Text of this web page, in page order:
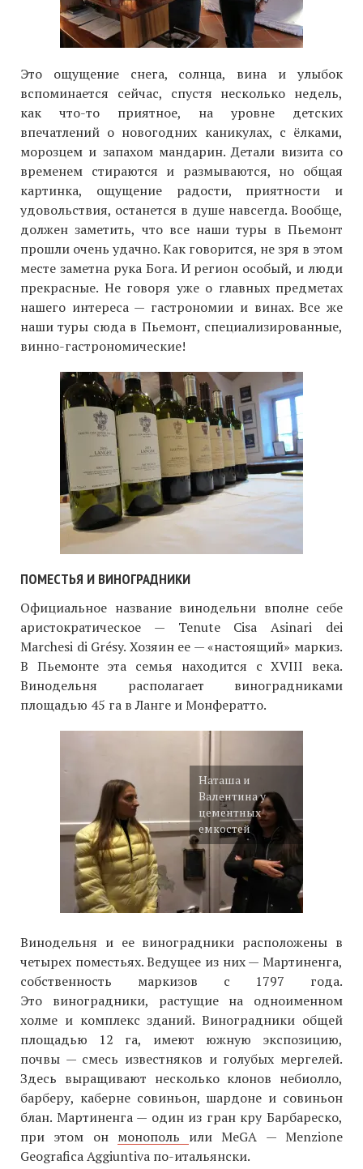
Это ощущение снега, солнца, вина и улыбок
вспоминается сейчас, спустя несколько недель,
как что-то приятное, на уровне детских
впечатлений о новогодних каникулах, с ёлками,
морозцем и запахом мандарин. Детали визита со
временем стираются и размываются, но общая
картинка, ощущение радости, приятности и
удовольствия, останется в душе навсегда. Вообще,
должен заметить, что все наши туры в Пьемонт
прошли очень удачно. Как говорится, не зря в этом
месте заметна рука Бога. И регион особый, и люди
прекрасные. Не говоря уже о главных предметах
нашего интереса — гастрономии и винах. Все же
наши туры сюда в Пьемонт, специализированные,
винно-гастрономические!
ПОМЕСТЬЯ И ВИНОГРАДНИКИ
Официальное название винодельни вполне себе
аристократическое — Tenute Cisa Asinari dei
Marchesi di Grésy. Хозяин ее — «настоящий» маркиз.
В Пьемонте эта семья находится с XVIII века.
Винодельня располагает виноградниками
площадью 45 га в Ланге и Монфератто.
Наташа и
Валентина у
цементных
емкостей
Винодельня и ее виноградники расположены в
четырех поместьях. Ведущее из них — Мартиненга,
собственность маркизов с 1797 года.
Это виноградники, растущие на одноименном
холме и комплекс зданий. Виноградники общей
площадью 12 га, имеют южную экспозицию,
почвы — смесь известняков и голубых мергелей.
Здесь выращивают несколько клонов небиолло,
барберу, каберне совиньон, шардоне и совиньон
блан. Мартиненга — один из гран кру Барбареско,
при этом он монополь или MeGA — Menzione
Geografica Aggiuntiva по-итальянски.